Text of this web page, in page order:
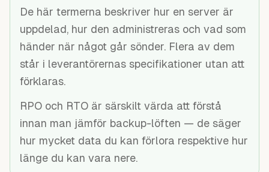
Molnlagring
Recensioner
Guider
De här termerna beskriver hur en server är
uppdelad, hur den administreras och vad som
händer när något går sönder. Flera av dem
står i leverantörernas specifikationer utan att
förklaras.
RPO och RTO är särskilt värda att förstå
innan man jämför backup-löften — de säger
hur mycket data du kan förlora respektive hur
länge du kan vara nere.